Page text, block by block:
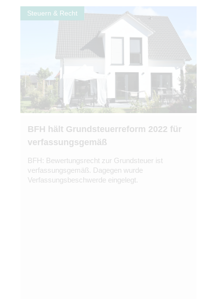
Steuern & Recht
BFH hält Grundsteuerreform 2022 für
verfassungsgemäß
BFH: Bewertungsrecht zur Grundsteuer ist
verfassungsgemäß. Dagegen wurde
Verfassungsbeschwerde eingelegt.